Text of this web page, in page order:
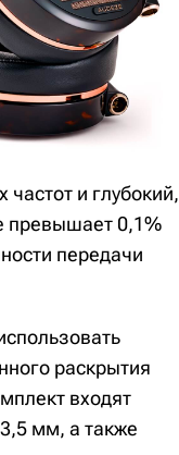
и глубокий,
превышает 0,1%
передачи
раскрытия
входят
мм, а также